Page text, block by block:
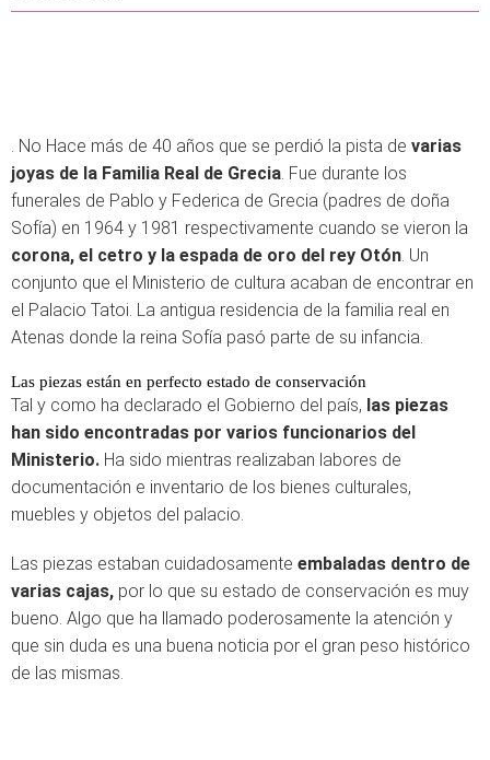
. No Hace más de 40 años que se perdió la pista de varias
joyas de la Familia Real de Grecia. Fue durante los
funerales de Pablo y Federica de Grecia (padres de doña
Sofía) en 1964 y 1981 respectivamente cuando se vieron la
corona, el cetro y la espada de oro del rey Otón. Un
conjunto que el Ministerio de cultura acaban de encontrar en
el Palacio Tatoi. La antigua residencia de la familia real en
Atenas donde la reina Sofía pasó parte de su infancia.
Las piezas están en perfecto estado de conservación
Tal y como ha declarado el Gobierno del país, las piezas
han sido encontradas por varios funcionarios del
Ministerio. Ha sido mientras realizaban labores de
documentación e inventario de los bienes culturales,
muebles y objetos del palacio.
Las piezas estaban cuidadosamente embaladas dentro de
varias cajas, por lo que su estado de conservación es muy
bueno. Algo que ha llamado poderosamente la atención y
que sin duda es una buena noticia por el gran peso histórico
de las mismas.